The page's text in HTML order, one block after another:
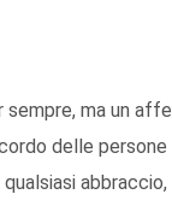
sempre, ma un
delle
abbraccio,